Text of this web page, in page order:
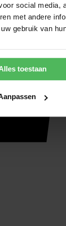
social media,
met andere
gebruik van
toestaan